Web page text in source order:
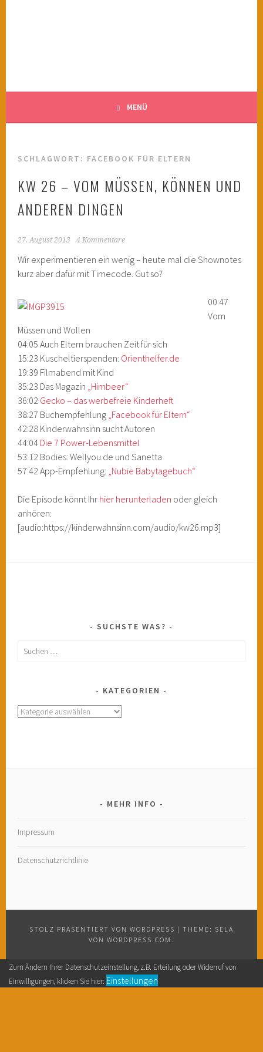
MENÜ
SCHLAGWORT: FACEBOOK FÜR ELTERN
KW 26 – VOM MÜSSEN, KÖNNEN UND
ANDEREN DINGEN
27. August 2013 4 Kommentare
Wir experimentieren ein wenig – heute mal die Shownotes
kurz aber dafür mit Timecode. Gut so?
00:47
Vom
Müssen und Wollen
04:05 Auch Eltern brauchen Zeit für sich
15:23 Kuscheltierspenden: Orienthelfer.de
19:39 Filmabend mit Kind
35:23 Das Magazin „Himbeer“
36:02 Gecko – das werbefreie Kinderheft
38:27 Buchempfehlung „Facebook für Eltern“
42:28 Kinderwahnsinn sucht Autoren
44:04 Die 7 Power-Lebensmittel
53:12 Bodies: Wellyou.de und Sanetta
57:42 App-Empfehlung: „Nubie Babytagebuch“
Die Episode könnt Ihr hier herunterladen oder gleich
anhören:
[audio:https://kinderwahnsinn.com/audio/kw26.mp3]
SUCHSTE WAS?
Suchen
KATEGORIEN
Kategorien
MEHR INFO
Impressum
Datenschutzrichtlinie
STOLZ PRÄSENTIERT VON WORDPRESS | THEME: SELA
VON WORDPRESS.COM
Zum Ändern Ihrer Datenschutzeinstellung, z.B. Erteilung oder Widerruf von
Einwilligungen, klicken Sie hier: Einstellungen